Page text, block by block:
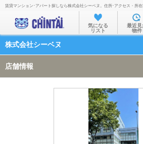
お部屋を探す
沿線・駅か
通勤通学
物件特集か
不動産会社
気になる
リスト
最近見
物件
株式会社シーベヌ
店舗情報